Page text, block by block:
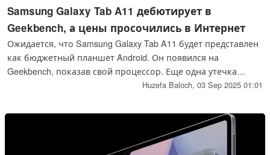
Samsung Galaxy Tab A11 дебютирует в
Geekbench, а цены просочились в Интернет
Ожидается, что Samsung Galaxy Tab A11 будет представлен
как бюджетный планшет Android. Он появился на
Geekbench, показав свой процессор. Еще одна утечка
раскрыла информацию о цене планшета.
Huzefa Baloch, 03 Sep 2025 01:01